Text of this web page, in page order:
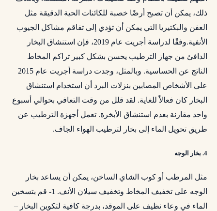
ذلك، يمكن أن تصبح أرضًا خصبة للكائنات الحية الدقيقة مثل
العفن والبكتيريا التي يمكن أن تؤدي إلى تفاقم مشاكل الجيوب
الأنفية.وفقًا لدراسة أجريت عام 2019، فإن استنشاق البخار
الدافئ من جهاز الترطيب يحسن بشكل كبير تراكم المخاط
الناتج عن الحساسية. وبالمثل، وجدت دراسة أجريت عام 2015
على الأشخاص المصابين بنزلات البرد أن استخدام استنشاق
البخار كان فعالاً للغاية. لقد قلل من وقت التعافي بحوالي أسبوع
واحد مقارنة بعدم استنشاق الأبخرة. تعمل أجهزة الترطيب عن
طريق تحويل الماء إلى بخار لترطيب الهواء الجاف.
4. بخار الوجه
مثل المرطب أو كوب الشاي الساخن، يمكن أن يساعد بخار
الوجه على تخفيف المخاط وتخفيف سيلان الأنف. 1- قم بتسخين
الماء في وعاء نظيف على الموقد، بدرجة كافية لتكوين البخار –